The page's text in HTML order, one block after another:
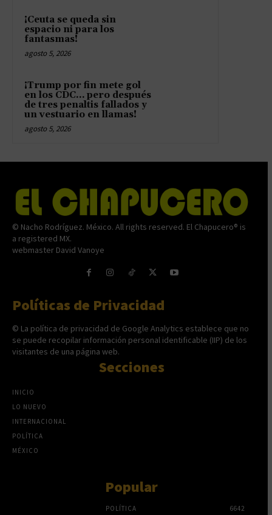
¡Ceuta se queda sin
espacio ni para los
fantasmas!
agosto 5, 2026
¡Trump por fin mete gol
en los CDC… pero después
de tres penaltis fallados y
un vestuario en llamas!
agosto 5, 2026
© Nacho Rodríguez. México. All rights reserved. El Chapucero® is
a registered MX.
webmaster David Vanoye
Políticas de Privacidad
© La política de privacidad de Google Analytics establece que no
se puede recopilar información personal identificable (IIP) de los
visitantes de una página web.
Secciones
INICIO
LO NUEVO
INTERNACIONAL
POLÍTICA
MÉXICO
Popular
POLÍTICA
6642